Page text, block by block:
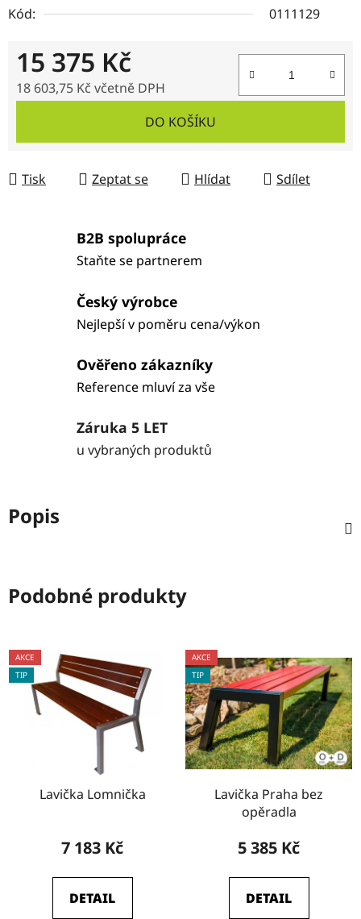
Kód:
0111129
15 375 Kč
18 603,75 Kč včetně DPH
DO KOŠÍKU
Tisk Zeptat se Hlídat Sdílet
B2B spolupráce
Staňte se partnerem
Český výrobce
Nejlepší v poměru cena/výkon
Ověřeno zákazníky
Reference mluví za vše
Záruka 5 LET
u vybraných produktů
Popis
Podobné produkty
AKCE
TIP
Lavička Lomnička
7 183 Kč
DETAIL
AKCE
TIP
Lavička Praha bez
opěradla
5 385 Kč
DETAIL